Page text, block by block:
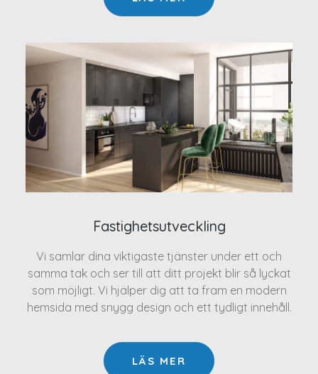
Fastighetsutveckling
Vi samlar dina viktigaste tjänster under ett och
samma tak och ser till att ditt projekt blir så lyckat
som möjligt. Vi hjälper dig att ta fram en modern
hemsida med snygg design och ett tydligt innehåll.
LÄS MER